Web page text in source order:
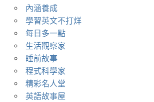
內涵養成
學習英文不打烊
每日多一點
生活觀察家
睡前故事
程式科學家
精彩名人堂
英語故事屋